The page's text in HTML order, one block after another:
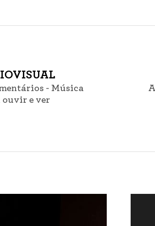
- Música
ouvir e ver